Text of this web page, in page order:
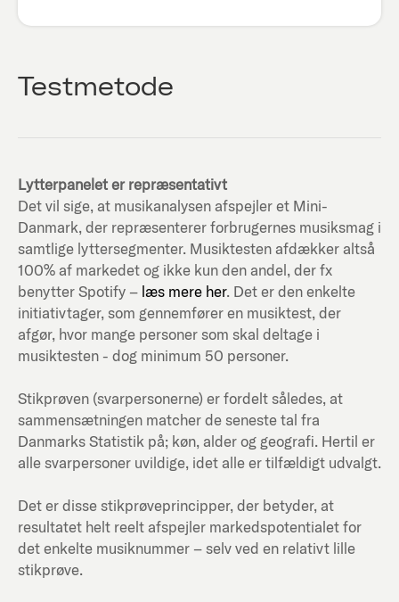
Testmetode
Lytterpanelet er repræsentativt
Det vil sige, at musikanalysen afspejler et Mini-
Danmark, der repræsenterer forbrugernes musiksmag i
samtlige lyttersegmenter. Musiktesten afdækker altså
100% af markedet og ikke kun den andel, der fx
benytter Spotify – læs mere her. Det er den enkelte
initiativtager, som gennemfører en musiktest, der
afgør, hvor mange personer som skal deltage i
musiktesten - dog minimum 50 personer.
Stikprøven (svarpersonerne) er fordelt således, at
sammensætningen matcher de seneste tal fra
Danmarks Statistik på; køn, alder og geografi. Hertil er
alle svarpersoner uvildige, idet alle er tilfældigt udvalgt.
Det er disse stikprøveprincipper, der betyder, at
resultatet helt reelt afspejler markedspotentialet for
det enkelte musiknummer – selv ved en relativt lille
stikprøve.